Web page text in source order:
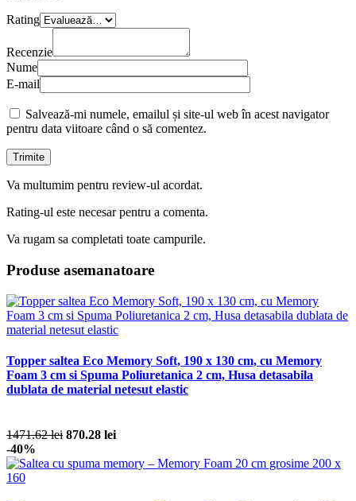
Rating
Recenzie
Nume
E-mail
Salvează-mi numele, emailul și site-ul web în acest navigator
pentru data viitoare când o să comentez.
Va multumim pentru review-ul acordat.
Rating-ul este necesar pentru a comenta.
Va rugam sa completati toate campurile.
Produse asemanatoare
Topper saltea Eco Memory Soft, 190 x 130 cm, cu Memory
Foam 3 cm si Spuma Poliuretanica 2 cm, Husa detasabila
dublata de material netesut elastic
1471.62 lei 870.28 lei
-40%